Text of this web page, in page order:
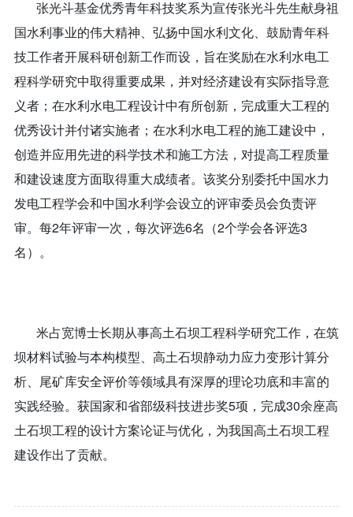
张光斗基金优秀青年科技奖系为宣传张光斗先生献身祖
国水利事业的伟大精神、弘扬中国水利文化、鼓励青年科
技工作者开展科研创新工作而设，旨在奖励在水利水电工
程科学研究中取得重要成果，并对经济建设有实际指导意
义者；在水利水电工程设计中有所创新，完成重大工程的
优秀设计并付诸实施者；在水利水电工程的施工建设中，
创造并应用先进的科学技术和施工方法，对提高工程质量
和建设速度方面取得重大成绩者。该奖分别委托中国水力
发电工程学会和中国水利学会设立的评审委员会负责评
审。每2年评审一次，每次评选6名（2个学会各评选3
名）。
米占宽博士长期从事高土石坝工程科学研究工作，在筑
坝材料试验与本构模型、高土石坝静动力应力变形计算分
析、尾矿库安全评价等领域具有深厚的理论功底和丰富的
实践经验。获国家和省部级科技进步奖5项，完成30余座高
土石坝工程的设计方案论证与优化，为我国高土石坝工程
建设作出了贡献。